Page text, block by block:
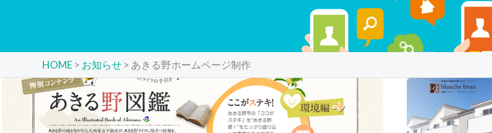
HOME > お知らせ > あきる野ホームページ制作